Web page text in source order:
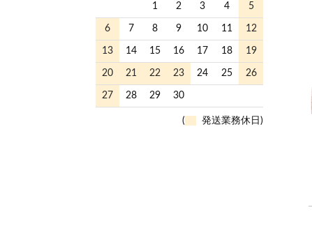
1 2 3 4 5
6 7 8 9 10 11 12
13 14 15 16 17 18 19
20 21 22 23 24 25 26
27 28 29 30
( 発送業務休日)